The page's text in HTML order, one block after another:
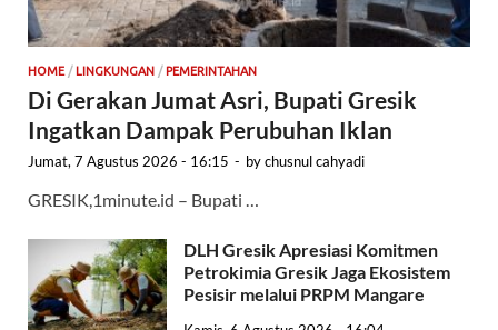
HOME / LINGKUNGAN / PEMERINTAHAN
Di Gerakan Jumat Asri, Bupati Gresik
Ingatkan Dampak Perubuhan Iklan
Jumat, 7 Agustus 2026 - 16:15 - bychusnul cahyadi
GRESIK,1minute.id – Bupati …
DLH Gresik Apresiasi Komitmen
Petrokimia Gresik Jaga Ekosistem
Pesisir melalui PRPM Mangare